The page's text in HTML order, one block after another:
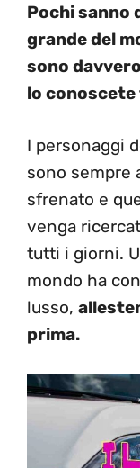
Pochi sanno
grande del
sono
lo
I personaggi
sono sempre
sfrenato e
venga
tutti i giorni.
mondo ha
lusso,
prima.